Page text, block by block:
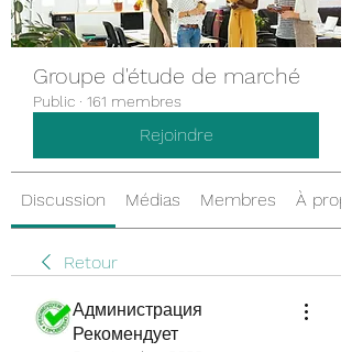
Groupe d'étude de marché
Public · 161 membres
Rejoindre
Discussion Médias Membres À
Retour
Администрация
Рекомендует